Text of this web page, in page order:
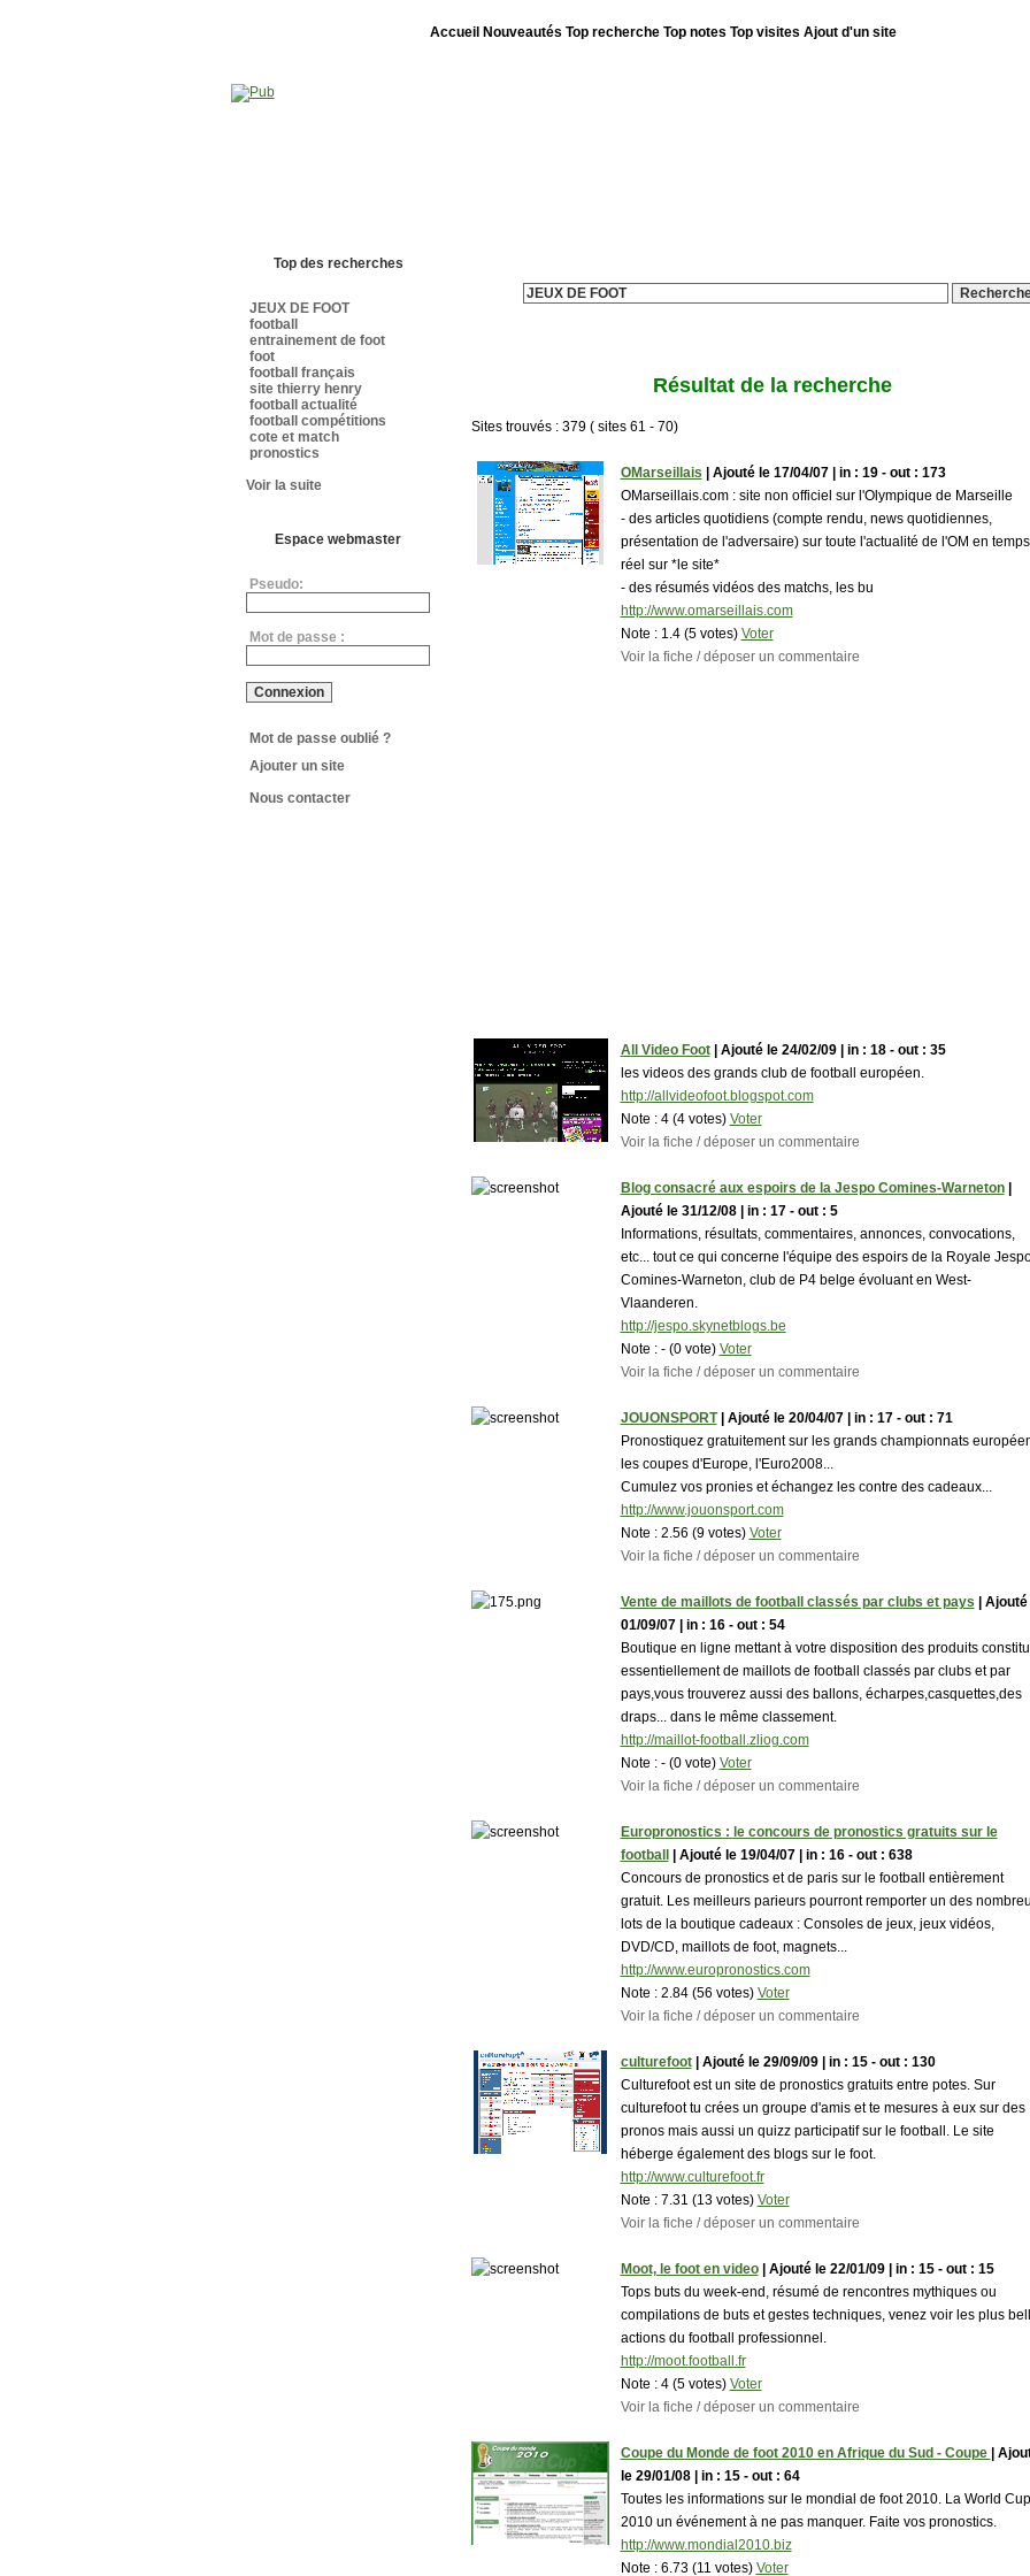
Accueil Nouveautés Top recherche Top notes Top visites Ajout d'un site
Top des recherches
JEUX DE FOOT
football
entrainement de foot
foot
football français
site thierry henry
football actualité
football compétitions
cote et match
pronostics
Voir la suite
Espace webmaster
Pseudo:
Mot de passe :
Mot de passe oublié ?
Ajouter un site
Nous contacter
Résultat de la recherche
Sites trouvés : 379 ( sites 61 - 70)
OMarseillais | Ajouté le 17/04/07 | in : 19 - out : 173
OMarseillais.com : site non officiel sur l'Olympique de Marseille
- des articles quotidiens (compte rendu, news quotidiennes,
présentation de l'adversaire) sur toute l'actualité de l'OM en temps
réel sur *le site*
- des résumés vidéos des matchs, les bu
http://www.omarseillais.com
Note : 1.4 (5 votes) Voter
Voir la fiche / déposer un commentaire
All Video Foot| Ajouté le 24/02/09 | in : 18 - out : 35
les videos des grands club de football européen.
http://allvideofoot.blogspot.com
Note : 4 (4 votes) Voter
Voir la fiche / déposer un commentaire
Blog consacré aux espoirs de la Jespo Comines-Warneton|
Ajouté le 31/12/08 | in : 17 - out : 5
Informations, résultats, commentaires, annonces, convocations,
etc... tout ce qui concerne l'équipe des espoirs de la Royale
Comines-Warneton, club de P4 belge évoluant en West-
Vlaanderen.
http://jespo.skynetblogs.be
Note : - (0 vote) Voter
Voir la fiche / déposer un commentaire
JOUONSPORT| Ajouté le 20/04/07 | in : 17 - out : 71
Pronostiquez gratuitement sur les grands championnats
les coupes d'Europe, l'Euro2008...
Cumulez vos pronies et échangez les contre des cadeaux...
http://www.jouonsport.com
Note : 2.56 (9 votes) Voter
Voir la fiche / déposer un commentaire
Vente de maillots de football classés par clubs et pays |
01/09/07 | in : 16 - out : 54
Boutique en ligne mettant à votre disposition des produits
essentiellement de maillots de football classés par clubs et par
pays,vous trouverez aussi des ballons, écharpes,casquettes,des
draps... dans le même classement.
http://maillot-football.zliog.com
Note : - (0 vote) Voter
Voir la fiche / déposer un commentaire
Europronostics : le concours de pronostics gratuits sur le
football
| Ajouté le 19/04/07 | in : 16 - out : 638
Concours de pronostics et de paris sur le football entièrement
gratuit. Les meilleurs parieurs pourront remporter un des
lots de la boutique cadeaux : Consoles de jeux, jeux vidéos,
DVD/CD, maillots de foot, magnets...
http://www.europronostics.com
Note : 2.84 (56 votes) Voter
Voir la fiche / déposer un commentaire
culturefoot| Ajouté le 29/09/09 | in : 15 - out : 130
Culturefoot est un site de pronostics gratuits entre potes. Sur
culturefoot tu crées un groupe d'amis et te mesures à eux sur des
pronos mais aussi un quizz participatif sur le football. Le site
héberge également des blogs sur le foot.
http://www.culturefoot.fr
Note : 7.31 (13 votes) Voter
Voir la fiche / déposer un commentaire
Moot, le foot en video| Ajouté le 22/01/09 | in : 15 - out : 15
Tops buts du week-end, résumé de rencontres mythiques ou
compilations de buts et gestes techniques, venez voir les plus
actions du football professionnel.
http://moot.football.fr
Note : 4 (5 votes) Voter
Voir la fiche / déposer un commentaire
Coupe du Monde de foot 2010 en Afrique du Sud - Coupe
|
le 29/01/08 | in : 15 - out : 64
Toutes les informations sur le mondial de foot 2010. La World Cup
2010 un événement à ne pas manquer. Faite vos pronostics.
http://www.mondial2010.biz
Note : 6.73 (11 votes) Voter